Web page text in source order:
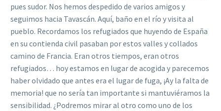
pues sudor. Nos hemos despedido de varios amigos y
seguimos hacia Tavascán. Aquí, baño en el río y visita al
pueblo. Recordamos los refugiados que huyendo de España
en su contienda civil pasaban por estos valles y collados
camino de Francia. Eran otros tiempos, eran otros
refugiados… hoy estamos en lugar de acogida y parecemos
haber olvidado que antes era el lugar de fuga, ¡Ay la falta de
memoria! que no sería tan importante si mantuviéramos la
sensibilidad. ¿Podremos mirar al otro como uno de los